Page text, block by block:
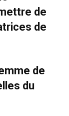
de
de
de
du